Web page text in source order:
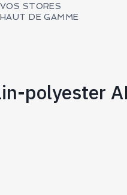
VOS STORES
HAUT DE GAMME
polyester